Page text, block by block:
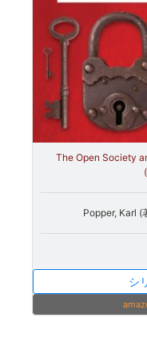
The Open Society
Popper, Karl (
シ